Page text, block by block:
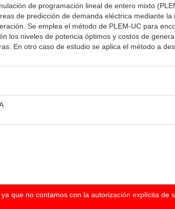
de programación lineal de entero mixto
de predicción de demanda eléctrica mediante
Se emplea el método de PLEM-UC para
los niveles de potencia óptimos y costos de
En otro caso de estudio se aplica el método a
que no contamos con la autorización explícita de